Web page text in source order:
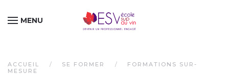
Passer au contenu principal
MENU
ACCUEIL SE FORMER
FORMATIONS SUR-
MESURE